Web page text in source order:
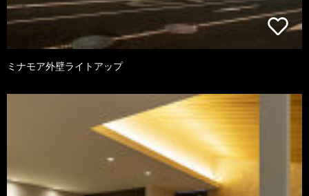
ミナモア外壁ライトアップ